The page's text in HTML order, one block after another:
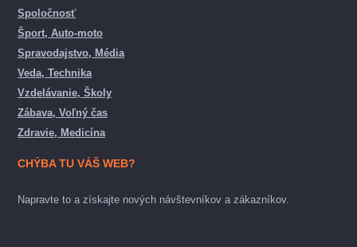
Spoločnosť
Šport, Auto-moto
Spravodajstvo, Média
Veda, Technika
Vzdelávanie, Školy
Zábava, Voľný čas
Zdravie, Medicína
CHÝBA TU VÁŠ WEB?
Napravte to a získajte nových návštevníkov a zákazníkov.